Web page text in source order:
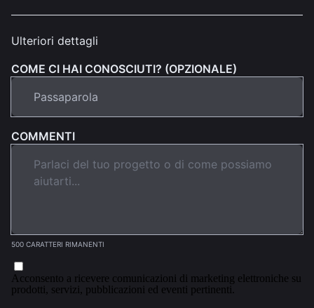
Ulteriori dettagli
COME CI HAI CONOSCIUTI? (OPZIONALE)
COMMENTI
500 CARATTERI RIMANENTI
Acconsento a ricevere comunicazioni di marketing elettroniche su
prodotti, servizi, pubblicazioni ed eventi pertinenti.